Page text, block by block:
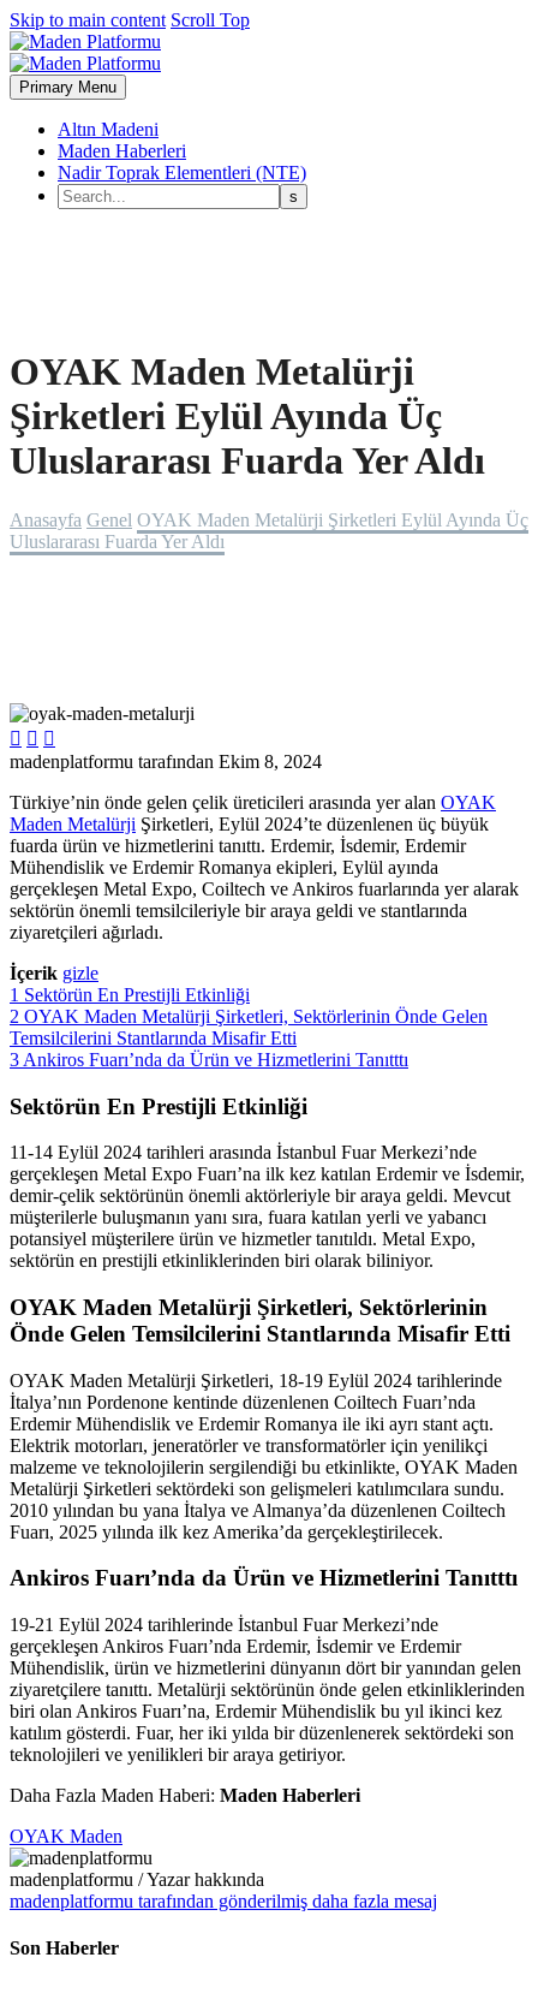
Skip to main content Scroll Top
Primary Menu
Altın Madeni
Maden Haberleri
Nadir Toprak Elementleri (NTE)
OYAK Maden Metalürji
Şirketleri Eylül Ayında Üç
Uluslararası Fuarda Yer Aldı
Anasayfa Genel OYAK Maden Metalürji Şirketleri Eylül Ayında Üç
Uluslararası Fuarda Yer Aldı
  
madenplatformu tarafından Ekim 8, 2024
Türkiye’nin önde gelen çelik üreticileri arasında yer alan OYAK
Maden Metalürji Şirketleri, Eylül 2024’te düzenlenen üç büyük
fuarda ürün ve hizmetlerini tanıttı. Erdemir, İsdemir, Erdemir
Mühendislik ve Erdemir Romanya ekipleri, Eylül ayında
gerçekleşen Metal Expo, Coiltech ve Ankiros fuarlarında yer alarak
sektörün önemli temsilcileriyle bir araya geldi ve stantlarında
ziyaretçileri ağırladı.
İçerik gizle
1 Sektörün En Prestijli Etkinliği
2 OYAK Maden Metalürji Şirketleri, Sektörlerinin Önde Gelen
Temsilcilerini Stantlarında Misafir Etti
3 Ankiros Fuarı’nda da Ürün ve Hizmetlerini Tanıtttı
Sektörün En Prestijli Etkinliği
11-14 Eylül 2024 tarihleri arasında İstanbul Fuar Merkezi’nde
gerçekleşen Metal Expo Fuarı’na ilk kez katılan Erdemir ve İsdemir,
demir-çelik sektörünün önemli aktörleriyle bir araya geldi. Mevcut
müşterilerle buluşmanın yanı sıra, fuara katılan yerli ve yabancı
potansiyel müşterilere ürün ve hizmetler tanıtıldı. Metal Expo,
sektörün en prestijli etkinliklerinden biri olarak biliniyor.
OYAK Maden Metalürji Şirketleri, Sektörlerinin
Önde Gelen Temsilcilerini Stantlarında Misafir Etti
OYAK Maden Metalürji Şirketleri, 18-19 Eylül 2024 tarihlerinde
İtalya’nın Pordenone kentinde düzenlenen Coiltech Fuarı’nda
Erdemir Mühendislik ve Erdemir Romanya ile iki ayrı stant açtı.
Elektrik motorları, jeneratörler ve transformatörler için yenilikçi
malzeme ve teknolojilerin sergilendiği bu etkinlikte, OYAK Maden
Metalürji Şirketleri sektördeki son gelişmeleri katılımcılara sundu.
2010 yılından bu yana İtalya ve Almanya’da düzenlenen Coiltech
Fuarı, 2025 yılında ilk kez Amerika’da gerçekleştirilecek.
Ankiros Fuarı’nda da Ürün ve Hizmetlerini Tanıtttı
19-21 Eylül 2024 tarihlerinde İstanbul Fuar Merkezi’nde
gerçekleşen Ankiros Fuarı’nda Erdemir, İsdemir ve Erdemir
Mühendislik, ürün ve hizmetlerini dünyanın dört bir yanından gelen
ziyaretçilere tanıttı. Metalürji sektörünün önde gelen etkinliklerinden
biri olan Ankiros Fuarı’na, Erdemir Mühendislik bu yıl ikinci kez
katılım gösterdi. Fuar, her iki yılda bir düzenlenerek sektördeki son
teknolojileri ve yenilikleri bir araya getiriyor.
Daha Fazla Maden Haberi: Maden Haberleri
OYAK Maden
madenplatformu / Yazar hakkında
madenplatformu tarafından gönderilmiş daha fazla mesaj
Son Haberler